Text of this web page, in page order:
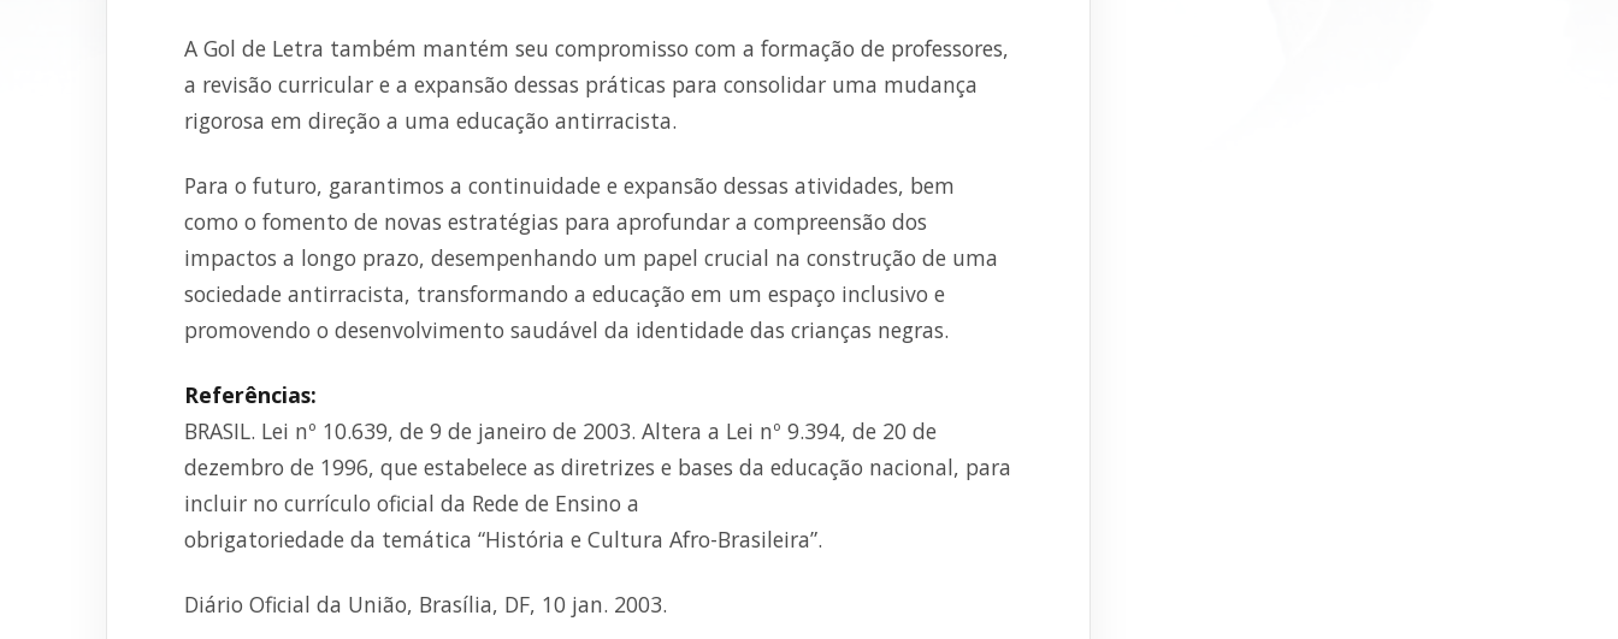
A Gol de Letra também mantém seu compromisso com a formação de professores,
a revisão curricular e a expansão dessas práticas para consolidar uma mudança
rigorosa em direção a uma educação antirracista.
Para o futuro, garantimos a continuidade e expansão dessas atividades, bem
como o fomento de novas estratégias para aprofundar a compreensão dos
impactos a longo prazo, desempenhando um papel crucial na construção de uma
sociedade antirracista, transformando a educação em um espaço inclusivo e
promovendo o desenvolvimento saudável da identidade das crianças negras.
Referências:
BRASIL. Lei nº 10.639, de 9 de janeiro de 2003. Altera a Lei nº 9.394, de 20 de
dezembro de 1996, que estabelece as diretrizes e bases da educação nacional, para
incluir no currículo oficial da Rede de Ensino a
obrigatoriedade da temática “História e Cultura Afro-Brasileira”.
Diário Oficial da União, Brasília, DF, 10 jan. 2003.